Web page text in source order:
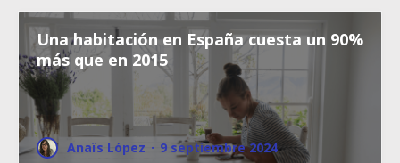
Una habitación en España cuesta un 90%
más que en 2015
Anaïs López · 9 septiembre 2024